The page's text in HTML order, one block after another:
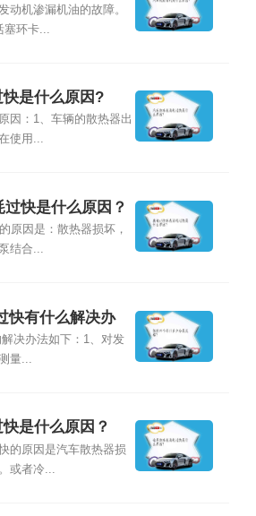
动机渗漏机油的故障。
环卡...
是什么原因?
因：1、车辆的散热器出
使用...
快是什么原因？
原因是：散热器损坏，
结合...
快有什么解决办
决办法如下：1、对发
量...
是什么原因？
的原因是汽车散热器损
或者冷...